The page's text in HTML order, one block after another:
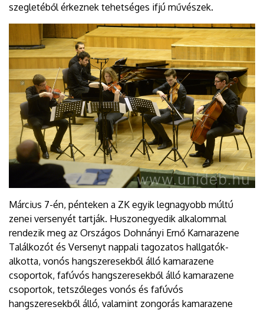
szegletéből érkeznek tehetséges ifjú művészek.
Március 7-én, pénteken a ZK egyik legnagyobb múltú
zenei versenyét tartják. Huszonegyedik alkalommal
rendezik meg az Országos Dohnányi Ernő Kamarazene
Találkozót és Versenyt nappali tagozatos hallgatók-
alkotta, vonós hangszeresekből álló kamarazene
csoportok, fafúvós hangszeresekből álló kamarazene
csoportok, tetszőleges vonós és fafúvós
hangszeresekből álló, valamint zongorás kamarazene